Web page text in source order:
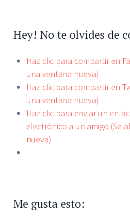
Hey! No te olvides de
Haz clic para compartir en
una ventana nueva)
Haz clic para compartir en
una ventana nueva)
Haz clic para enviar un
electrónico a un amigo (Se
nueva)
Me gusta esto: